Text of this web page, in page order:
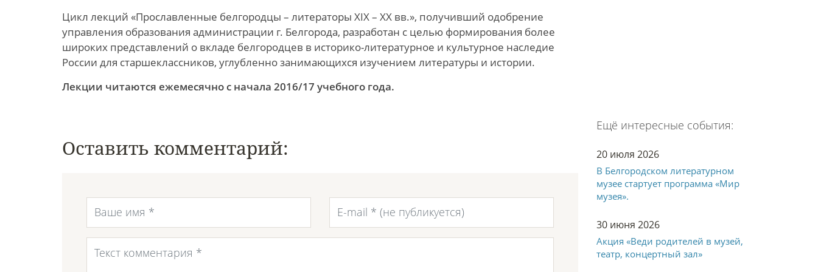
Цикл лекций «Прославленные белгородцы – литераторы ХIХ – ХХ вв.», получивший одобрение
управления образования администрации г. Белгорода, разработан с целью формирования более
широких представлений о вкладе белгородцев в историко-литературное и культурное наследие
России для старшеклассников, углубленно занимающихся изучением литературы и истории.
Лекции читаются ежемесячно с начала 2016/17 учебного года.
Оставить комментарий:
Ещё интересные события:
20 июля 2026
В Белгородском литературном
музее стартует программа «Мир
музея».
30 июня 2026
Акция «Веди родителей в музей,
театр, концертный зал»